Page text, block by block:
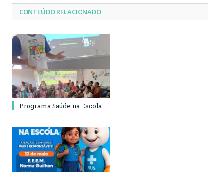
CONTEÚDO RELACIONADO
Programa Saúde na Escola